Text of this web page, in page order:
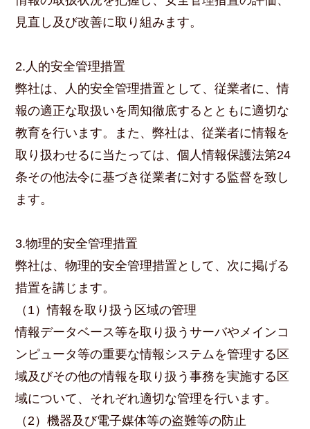
見直し及び改善に取り組みます。
2.人的安全管理措置
弊社は、人的安全管理措置として、従業者に、情
報の適正な取扱いを周知徹底するとともに適切な
教育を行います。また、弊社は、従業者に情報を
取り扱わせるに当たっては、個人情報保護法第24
条その他法令に基づき従業者に対する監督を致し
ます。
3.物理的安全管理措置
弊社は、物理的安全管理措置として、次に掲げる
措置を講じます。
（1）情報を取り扱う区域の管理
情報データベース等を取り扱うサーバやメインコ
ンピュータ等の重要な情報システムを管理する区
域及びその他の情報を取り扱う事務を実施する区
域について、それぞれ適切な管理を行います。
（2）機器及び電子媒体等の盗難等の防止